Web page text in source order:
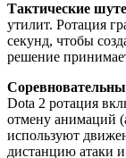
Тактические
утилит. Ротация
секунд, чтобы
решение
Dota 2 ротация
отмену анимаций
используют
дистанцию атаки